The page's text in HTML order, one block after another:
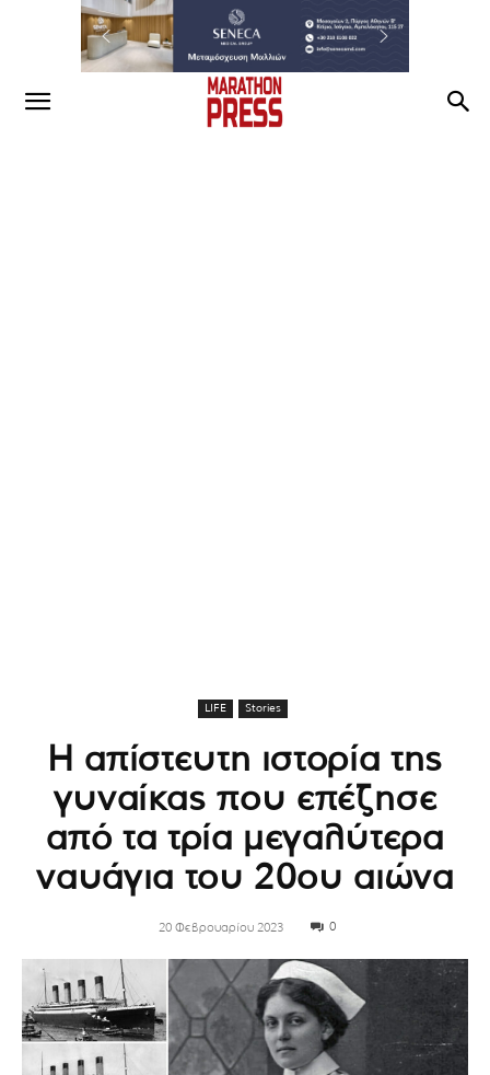
LIFE Stories
Η απίστευτη ιστορία της
γυναίκας που επέζησε
από τα τρία μεγαλύτερα
ναυάγια του 20ου αιώνα
20 Φεβρουαρίου 2023 0